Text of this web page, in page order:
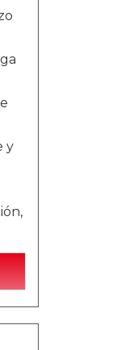
y